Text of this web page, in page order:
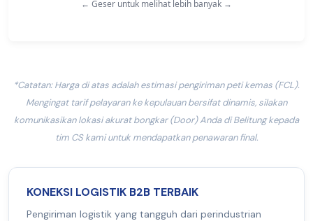
← Geser untuk melihat lebih banyak →
*Catatan: Harga di atas adalah estimasi pengiriman peti kemas (FCL).
Mengingat tarif pelayaran ke kepulauan bersifat dinamis, silakan
komunikasikan lokasi akurat bongkar (Door) Anda di Belitung kepada
tim CS kami untuk mendapatkan penawaran final.
KONEKSI LOGISTIK B2B TERBAIK
Pengiriman logistik yang tangguh dari perindustrian